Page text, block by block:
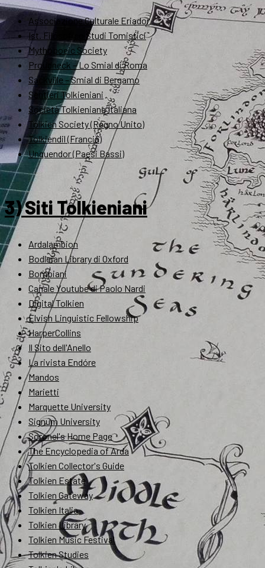
Associazione Culturale Eriador
Ist. Filosofico Studi Tomistici
Mythopoeic Society
Proudneck – Lo Smial di Roma
Sackville – Smial di Bergamo
Sentieri Tolkieniani
Società Tolkieniana Italiana
Tolkien Society (Regno Unito)
Tolkiendil (Francia)
Unquendor (Paesi Bassi)
3) Siti Tolkieniani
Ardalambion
Bodleian Library di Oxford
Bompiani
Canale Youtube di Paolo Nardi
Digital Tolkien
Elvish Linguistic Fellowship
HarperCollins
Il Sito dell'Anello
La rivista Endóre
Mandos
Marietti
Marquette University
Signum University
Soronel's Home Page
The Encyclopedia of Arda
Tolkien Collector's Guide
Tolkien Estate
Tolkien Gateway
Tolkien Italia
Tolkien Library
Tolkien Music Festival
Tolkien Studies